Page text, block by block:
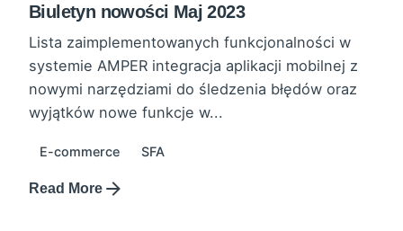
Biuletyn nowości Maj 2023
Lista zaimplementowanych funkcjonalności w
systemie AMPER integracja aplikacji mobilnej z
nowymi narzędziami do śledzenia błędów oraz
wyjątków nowe funkcje w...
E-commerce SFA
Read More